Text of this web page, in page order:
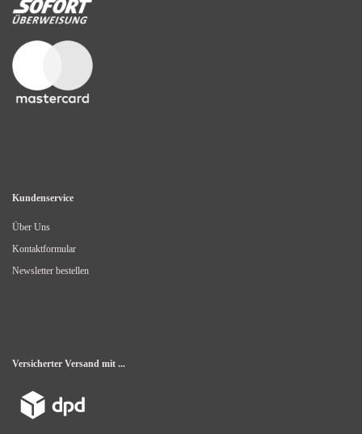
Kundenservice
Über Uns
Kontaktformular
Newsletter bestellen
Versicherter Versand mit ...